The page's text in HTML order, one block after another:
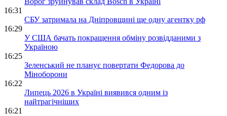
16:31
СБУ затримала на Дніпровщині ще одну агентку рф
16:29
У США бачать покращення обміну розвідданими з
Україною
16:25
Зеленський не планує повертати Федорова до
Міноборони
16:22
Липець 2026 в Україні виявився одним із
найтрагічніших
16:21